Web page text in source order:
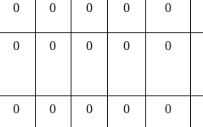
0 0 0 0 0
0 0 0 0 0
0 0 0 0 0